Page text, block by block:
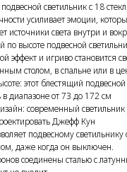
светильник с 18
усиливает эмоции,
источники света внутри и
высоте подвесной
эффект и игриво становится
столом, в спальне или в
этот блестящий
в диапазоне от 73 до 172 см
современный светильник
Джефф Кун
подвесному
даже когда он выключен.
соединены сталью с